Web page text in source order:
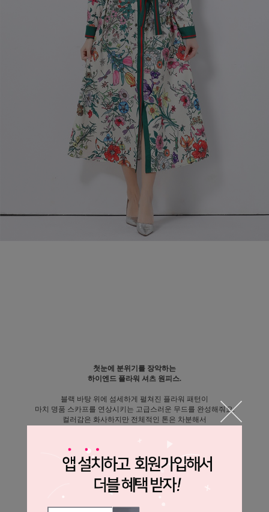
첫눈에 분위기를 장악하는
하이엔드 플라워 셔츠 원피스.
블랙 바탕 위에 섬세하게 펼쳐진 플라워 패턴이
마치 명품 스카프를 연상시키는 고급스러운 무드를 완성해줘요.
컬러감은 화사하지만 전체적인 톤은 차분해서
셔츠형 디자인으로 단정함은 살리고,
허리 스트랩으로 라인을 잡아주어
자연스럽게 슬림한 실루엣을 연출해줍니다.
격식 있는 자리부터 데일리하게까지,